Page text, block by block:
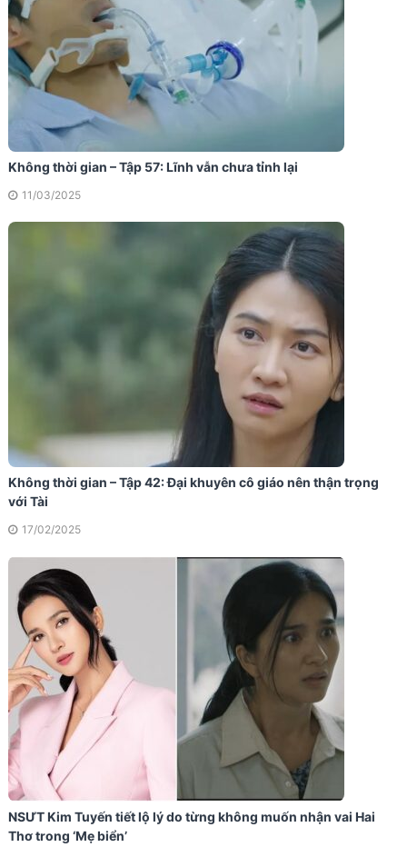
Không thời gian – Tập 57: Lĩnh vẫn chưa tỉnh lại
11/03/2025
Không thời gian – Tập 42: Đại khuyên cô giáo nên thận trọng
với Tài
17/02/2025
NSƯT Kim Tuyến tiết lộ lý do từng không muốn nhận vai Hai
Thơ trong ‘Mẹ biển’